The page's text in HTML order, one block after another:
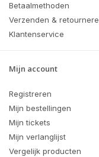
Betaalmethoden
Verzenden &
Klantenservice
Mijn account
Registreren
Mijn bestellingen
Mijn tickets
Mijn verlanglijst
Vergelijk producten